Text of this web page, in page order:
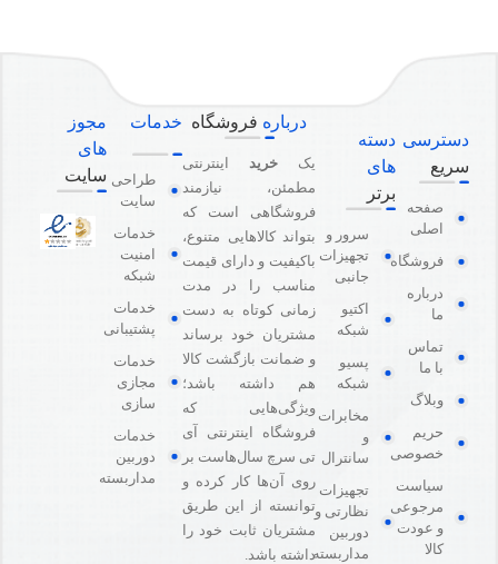
دسترسی
سریع
صفحه
اصلی
فروشگاه
درباره
ما
تماس
با ما
وبلاگ
حریم
خصوصی
سیاست
مرجوعی
و عودت
کالا
دسته
های
برتر
سرور و
تجهیزات
جانبی
اکتیو
شبکه
پسیو
شبکه
مخابرات
و
سانترال
تجهیزات
نظارتی و
دوربین
مداربسته
درباره فروشگاه
یک خرید اینترنتی
مطمئن، نیازمند
فروشگاهی است که
بتواند کالاهایی متنوع،
باکیفیت و دارای قیمت
مناسب را در مدت
زمانی کوتاه به دست
مشتریان خود برساند
و ضمانت بازگشت کالا
هم داشته باشد؛
ویژگی‌هایی که
فروشگاه اینترنتی آی
تی سرچ سال‌هاست بر
روی آن‌ها کار کرده و
توانسته از این طریق
مشتریان ثابت خود را
داشته باشد.
خدمات
طراحی
سایت
خدمات
امنیت
شبکه
خدمات
پشتیبانی
خدمات
مجازی
سازی
خدمات
دوربین
مداربسته
مجوز
های
سایت